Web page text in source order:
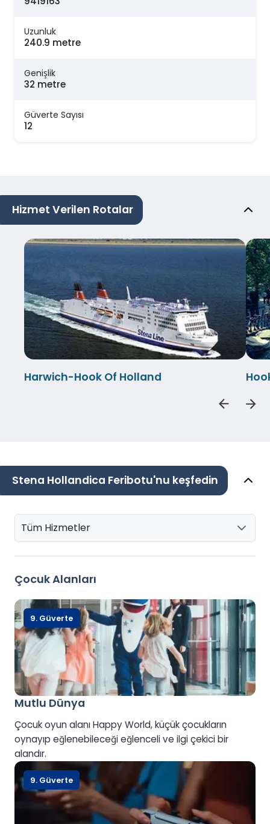
Uzunluk
240.9 metre
Genişlik
32 metre
Güverte Sayısı
12
Hizmet Verilen Rotalar
Harwich-Hook Of Holland
Stena Hollandica Feribotu'nu keşfedin
Tüm Hizmetler
Çocuk Alanları
Mutlu Dünya
Çocuk oyun alanı Happy World, küçük çocukların
oynayıp eğlenebileceği eğlenceli ve ilgi çekici bir
alandır.
9. Güverte
9. Güverte